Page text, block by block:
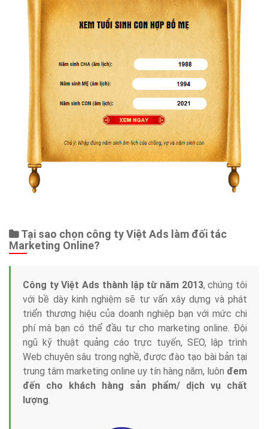
Tại sao chọn công ty Việt Ads làm đối tác
Marketing Online?
Công ty Việt Ads thành lập từ năm 2013, chúng tôi
với bề dày kinh nghiệm sẽ tư vấn xây dựng và phát
triển thương hiệu của doanh nghiệp bạn với mức chi
phí mà bạn có thể đầu tư cho marketing online. Đội
ngũ kỹ thuật quảng cáo trực tuyến, SEO, lập trình
Web chuyên sâu trong nghề, được đào tạo bài bản tại
trung tâm marketing online uy tín hàng năm, luôn đem
đến cho khách hàng sản phẩm/ dịch vụ chất
lượng.